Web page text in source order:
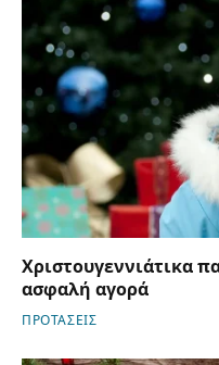
Χριστουγεννιάτικα
ασφαλή αγορά
ΠΡΟΤΑΣΕΙΣ